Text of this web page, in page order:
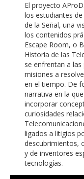
El proyecto
los estudiantes
de la Señal, una
los contenidos
Escape Room, o
Historia de las
se enfrentan a
misiones a
en el tiempo. De
narrativa en la
incorporar
curiosidades
ligados a litigios
descubrimientos,
y de inventores
tecnologías.